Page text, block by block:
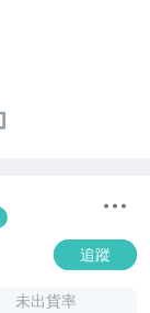
追蹤
未出貨率